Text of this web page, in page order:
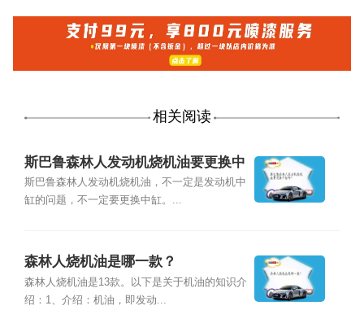
相关阅读
斯巴鲁森林人发动机烧机油要更换中
缸吗？
斯巴鲁森林人发动机烧机油，不一定是发动机中
缸的问题，不一定要更换中缸。...
森林人烧机油是哪一款？
森林人烧机油是13款。以下是关于机油的知识介
绍：1、介绍：机油，即发动...